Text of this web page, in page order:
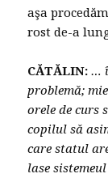
aşa
rost de-a
CĂTĂLIN: …
problemă;
orele de curs
copilul să
care statul
lase